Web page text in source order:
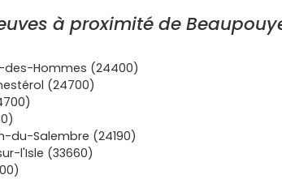
neuve à Beaupouyet, tu profites d’espaces
pour télétravailler au calme, jardiner ou
le secteur. Pour un projet d’investissement, le
une demande de location familiale et de long
qualité offrant peu d’entretien et une bonne
vrai plus pour optimiser la rentabilité dans la
l’A89 et des gares de Mussidan ou Montpon
que tu vises la vie au vert à l’année ou une
accessible le week-end. Prêt à passer
à proximité de
des-Hommes (24400)
(24700)
du-Salembre (24190)
l'Isle (33660)